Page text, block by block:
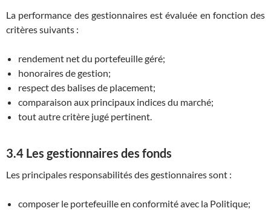
La performance des gestionnaires est évaluée en fonction des
critères suivants :
rendement net du portefeuille géré;
honoraires de gestion;
respect des balises de placement;
comparaison aux principaux indices du marché;
tout autre critère jugé pertinent.
3.4 Les gestionnaires des fonds
Les principales responsabilités des gestionnaires sont :
composer le portefeuille en conformité avec la Politique;